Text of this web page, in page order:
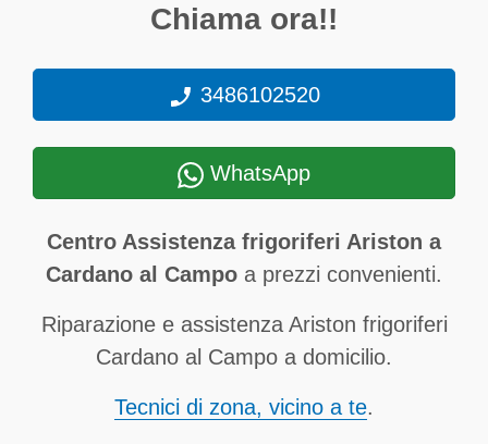
Chiama ora!!
3486102520
WhatsApp
Centro Assistenza frigoriferi Ariston a
Cardano al Campo a prezzi convenienti.
Riparazione e assistenza Ariston frigoriferi
Cardano al Campo a domicilio.
Tecnici di zona, vicino a te.